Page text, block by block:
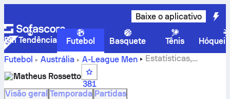
Baixe o aplicativo
Em Tendência Futebol Basquete Tênis
Hóquei
Futebol
Austrália A-League Men
Estatísticas,
avaliações e gols do Matheus Rossetto
Matheus Rossetto
381
Visão geral Temporada Partidas